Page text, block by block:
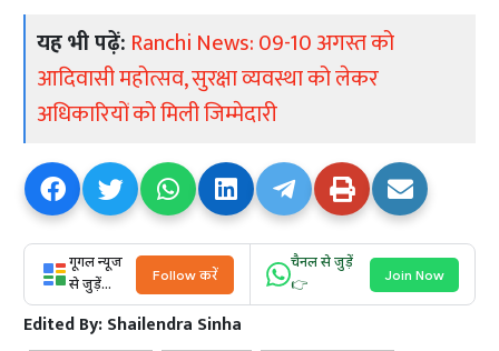
यह भी पढ़ें: Ranchi News: 09-10 अगस्त को
आदिवासी महोत्सव, सुरक्षा व्यवस्था को लेकर
अधिकारियों को मिली जिम्मेदारी
गूगल न्यूज
से जुड़ें...
Follow करें
चैनल से जुड़ें
👉
Join Now
Edited By:Shailendra Sinha